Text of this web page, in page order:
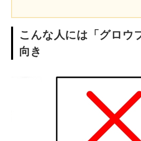
こんな人には「グロウ
向き